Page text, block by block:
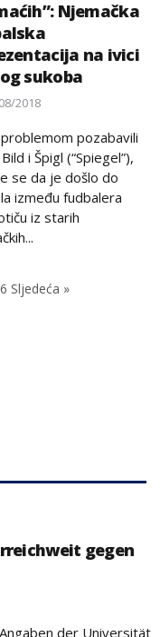
Njemačka
na ivici
sukoba
2018
pozabavili
i Špigl (“Spiegel”),
se da je došlo do
između fudbalera
iz starih
Sljedeća »
gegen
der Universität